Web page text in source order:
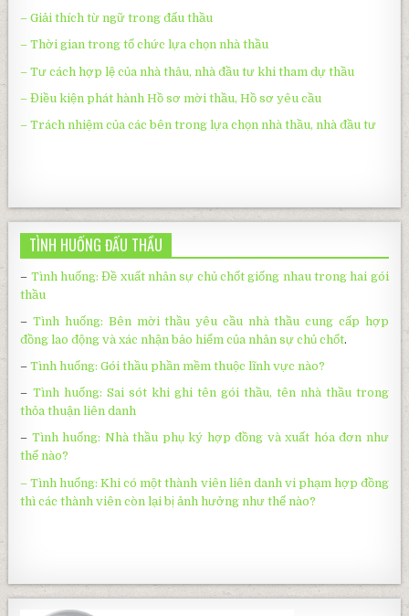
– Giải thích từ ngữ trong đấu thầu
– Thời gian trong tổ chức lựa chọn nhà thầu
– Tư cách hợp lệ của nhà thâu, nhà đầu tư khi tham dự thầu
– Điều kiện phát hành Hồ sơ mời thầu, Hồ sơ yêu cầu
– Trách nhiệm của các bên trong lựa chọn nhà thầu, nhà đầu tư
TÌNH HUỐNG ĐẤU THẦU
– Tình huống: Đề xuất nhân sự chủ chốt giống nhau trong hai gói
thầu
–Tình huống: Bên mời thầu yêu cầu nhà thầu cung cấp hợp
đồng lao động và xác nhận bảo hiểm của nhân sự chủ chốt.
–Tình huống: Gói thầu phần mềm thuộc lĩnh vực nào?
– Tình huống: Sai sót khi ghi tên gói thầu, tên nhà thầu trong
thỏa thuận liên danh
– Tình huống: Nhà thầu phụ ký hợp đồng và xuất hóa đơn như
thế nào?
– Tình huống: Khi có một thành viên liên danh vi phạm hợp đồng
thì các thành viên còn lại bị ảnh hưởng như thế nào?